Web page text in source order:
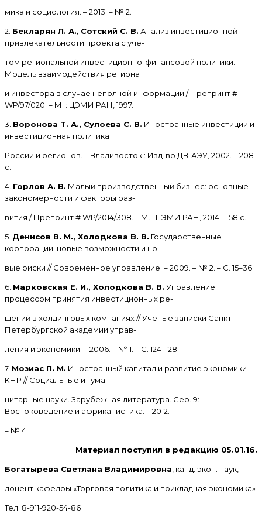
мика и социология. – 2013. – № 2.
2. Бекларян Л. А., Сотский С. В. Анализ инвестиционной
привлекательности проекта с уче-
том региональной инвестиционно-финансовой политики.
Модель взаимодействия региона
и инвестора в случае неполной информации / Препринт #
WP/97/020. – М. : ЦЭМИ РАН, 1997.
3. Воронова Т. А., Сулоева С. В. Иностранные инвестиции и
инвестиционная политика
России и регионов. – Владивосток : Изд-во ДВГАЭУ, 2002. – 208
с.
4. Горлов А. В. Малый производственный бизнес: основные
закономерности и факторы раз-
вития / Препринт # WP/2014/308. – М. : ЦЭМИ РАН, 2014. – 58 с.
5. Денисов В. М., Холодкова В. В. Государственные
корпорации: новые возможности и но-
вые риски // Современное управление. – 2009. – № 2. – С. 15–36.
6. Марковская Е. И., Холодкова В. В. Управление
процессом принятия инвестиционных ре-
шений в холдинговых компаниях // Ученые записки Санкт-
Петербургской академии управ-
ления и экономики. – 2006. – № 1. – С. 124–128.
7. Мозиас П. М. Иностранный капитал и развитие экономики
КНР // Социальные и гума-
нитарные науки. Зарубежная литература. Сер. 9:
Востоковедение и африканистика. – 2012.
– № 4.
Материал поступил в редакцию 05.01.16.
Богатырева Светлана Владимировна , канд. экон. наук,
доцент кафедры «Торговая политика и прикладная экономика»
Тел. 8-911-920-54-86